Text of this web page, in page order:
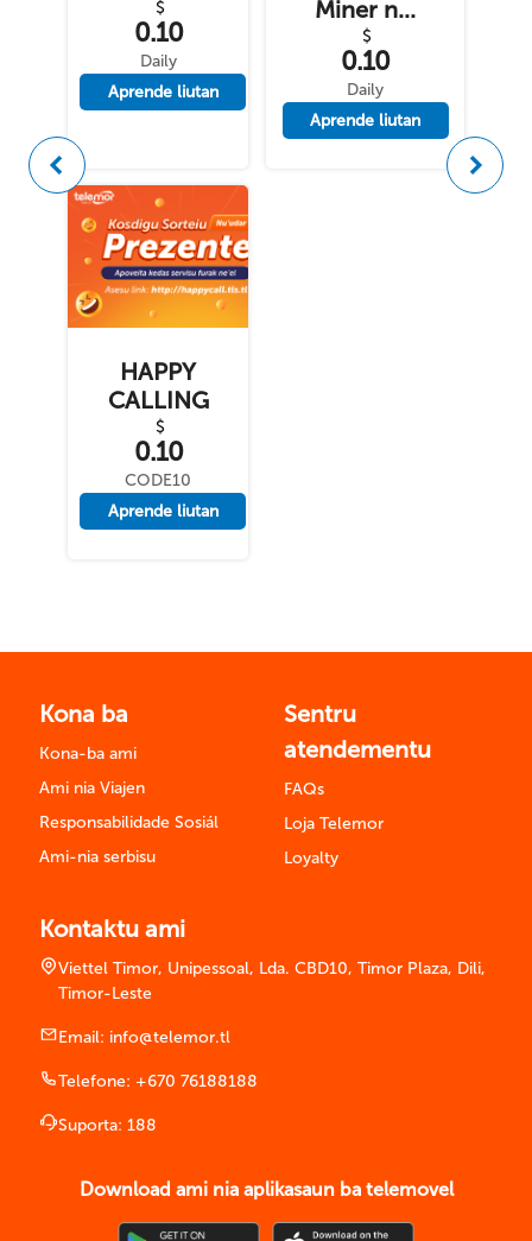
$
0.10
Daily
Aprende liutan
Miner n...
$
0.10
Daily
Aprende liutan
HAPPY
CALLING
$
0.10
CODE10
Aprende liutan
Anteriór Tuir mai
Kona ba
Kona-ba ami
Ami nia Viajen
Responsabilidade Sosiál
Ami-nia serbisu
Sentru
atendementu
FAQs
Loja Telemor
Loyalty
Kontaktu ami
Viettel Timor, Unipessoal, Lda. CBD10, Timor Plaza, Dili,
Timor-Leste
Email: info@telemor.tl
Telefone: +670 76188188
Suporta: 188
Download ami nia aplikasaun ba telemovel